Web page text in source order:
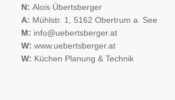
N: Alois Übertsberger
A: Mühlstr. 1, 5162 Obertrum a. See
M: info@uebertsberger.at
W: www.uebertsberger.at
W: Küchen Planung & Technik